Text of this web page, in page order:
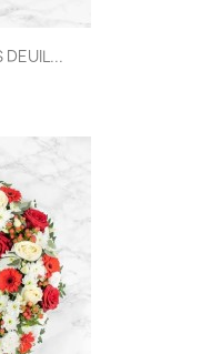
DEUIL...